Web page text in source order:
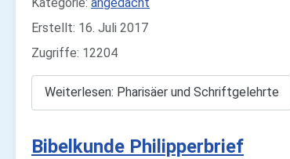
Erstellt: 16. Juli 2017
Zugriffe: 12204
Weiterlesen: Pharisäer und Schriftgelehrte
Bibelkunde Philipperbrief